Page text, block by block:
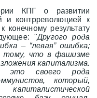
КПГ о развитии
и контрреволюцией к
конечному результату
"Другого рода
– “левая” ошибка;
тому, что в фашизме
капитализма.
это своего рода
который,